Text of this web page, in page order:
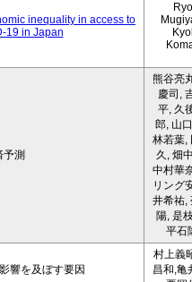
inequality in access to
19 in Japan
測
熊谷亮
慶司,
平, 久
郎, 山
林若葉,
久, 畑
中村華
リング
井希祐,
陽, 是
平石
響を及ぼす要因
村上義
昌和,亀